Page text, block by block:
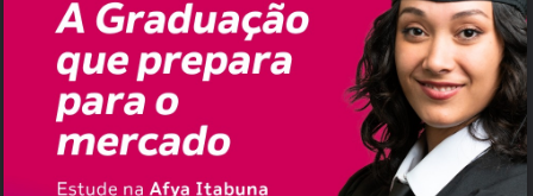
RETRATO POLARIZADO❗ Com 10
pontos de vantagem, ACM Neto
lidera a disputa pelo Governo da
Bahia com 48,9%, contra 38,7% de